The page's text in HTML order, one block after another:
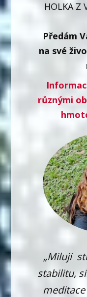
HOLKA Z
Předám
na své
různými
„Miluji
stabilitu,